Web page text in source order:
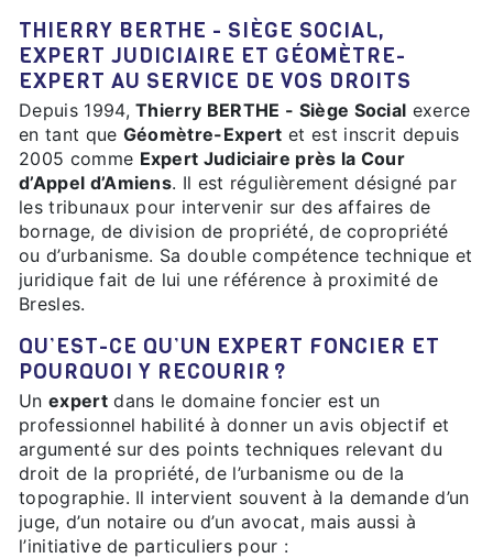
THIERRY BERTHE - SIÈGE SOCIAL,
EXPERT JUDICIAIRE ET GÉOMÈTRE-
EXPERT AU SERVICE DE VOS DROITS
Depuis 1994,Thierry BERTHE - Siège Social exerce
en tant que Géomètre-Expert et est inscrit depuis
2005 comme Expert Judiciaire près la Cour
d’Appel d’Amiens. Il est régulièrement désigné par
les tribunaux pour intervenir sur des affaires de
bornage, de division de propriété, de copropriété
ou d’urbanisme. Sa double compétence technique et
juridique fait de lui une référence à proximité de
Bresles.
QU’EST-CE QU’UN EXPERT FONCIER ET
POURQUOI Y RECOURIR ?
Un expertdans le domaine foncier est un
professionnel habilité à donner un avis objectif et
argumenté sur des points techniques relevant du
droit de la propriété, de l’urbanisme ou de la
topographie. Il intervient souvent à la demande d’un
juge, d’un notaire ou d’un avocat, mais aussi à
l’initiative de particuliers pour :